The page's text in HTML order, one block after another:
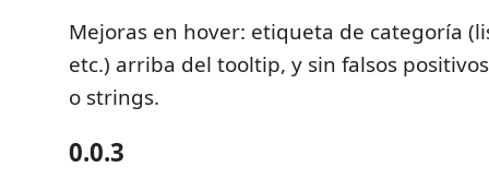
Mejoras en hover: etiqueta de categoría
etc.) arriba del tooltip, y sin falsos
o strings.
0.0.3